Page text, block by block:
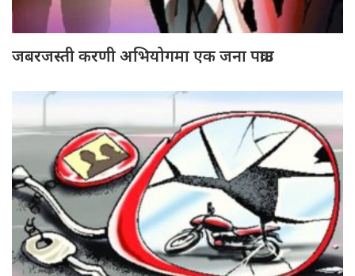
जबरजस्ती करणी अभियोगमा एक जना पक्राउ